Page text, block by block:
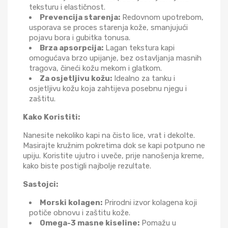
teksturu i elastičnost.
Prevencija starenja: Redovnom upotrebom,
usporava se proces starenja kože, smanjujući
pojavu bora i gubitka tonusa.
Brza apsorpcija: Lagan tekstura kapi
omogućava brzo upijanje, bez ostavljanja masnih
tragova, čineći kožu mekom i glatkom.
Za osjetljivu kožu: Idealno za tanku i
osjetljivu kožu koja zahtijeva posebnu njegu i
zaštitu.
Kako Koristiti:
Nanesite nekoliko kapi na čisto lice, vrat i dekolte.
Masirajte kružnim pokretima dok se kapi potpuno ne
upiju. Koristite ujutro i uveče, prije nanošenja kreme,
kako biste postigli najbolje rezultate.
Sastojci:
Morski kolagen: Prirodni izvor kolagena koji
potiče obnovu i zaštitu kože.
Omega-3 masne kiseline: Pomažu u